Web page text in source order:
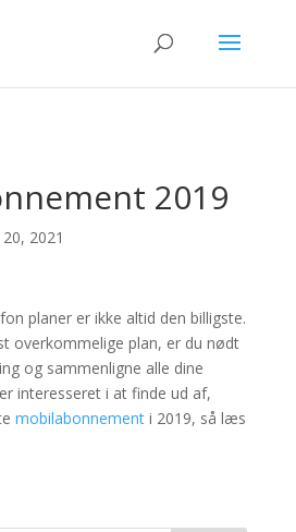
2019
2021
planer er ikke altid den billigste.
overkommelige plan, er du nødt
og sammenligne alle dine
interesseret i at finde ud af,
mobilabonnementi 2019, så læs